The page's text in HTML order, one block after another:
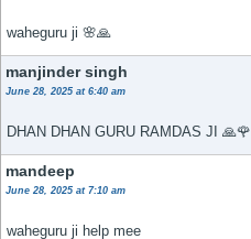
waheguru ji 🌸🙏
manjinder singh
June 28, 2025 at 6:40 am
DHAN DHAN GURU RAMDAS JI 🙏🌹
mandeep
June 28, 2025 at 7:10 am
waheguru ji help mee